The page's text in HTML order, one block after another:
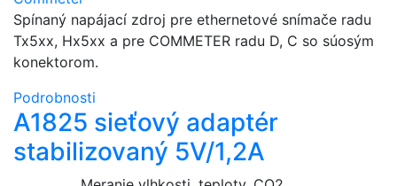
Spínaný napájací zdroj pre ethernetové snímače radu
Tx5xx, Hx5xx a pre COMMETER radu D, C so súosým
konektorom.
Podrobnosti
A1825 sieťový adaptér
stabilizovaný 5V/1,2A